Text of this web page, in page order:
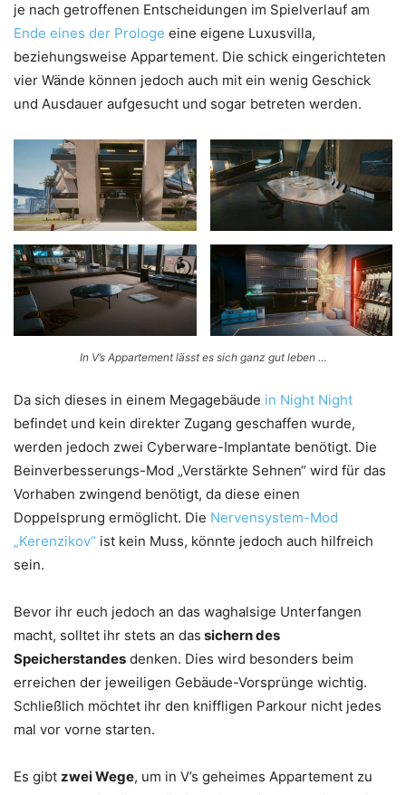
je nach getroffenen Entscheidungen im Spielverlauf am
Ende eines der Prologe eine eigene Luxusvilla,
beziehungsweise Appartement. Die schick eingerichteten
vier Wände können jedoch auch mit ein wenig Geschick
und Ausdauer aufgesucht und sogar betreten werden.
In V’s Appartement lässt es sich ganz gut leben …
Da sich dieses in einem Megagebäude in Night Night
befindet und kein direkter Zugang geschaffen wurde,
werden jedoch zwei Cyberware-Implantate benötigt. Die
Beinverbesserungs-Mod „Verstärkte Sehnen“ wird für das
Vorhaben zwingend benötigt, da diese einen
Doppelsprung ermöglicht. Die Nervensystem-Mod
„Kerenzikov“ ist kein Muss, könnte jedoch auch hilfreich
sein.
Bevor ihr euch jedoch an das waghalsige Unterfangen
macht, solltet ihr stets an das sichern des
Speicherstandes denken. Dies wird besonders beim
erreichen der jeweiligen Gebäude-Vorsprünge wichtig.
Schließlich möchtet ihr den kniffligen Parkour nicht jedes
mal vor vorne starten.
Es gibt zwei Wege, um in V’s geheimes Appartement zu